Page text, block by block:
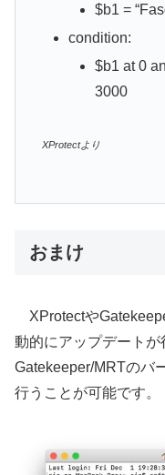
$b1 =
condition:
$b1 at 0
3000
XProtectより
おまけ
XProtectや
動的にアップデート
Gatekeeper/MRTのバ
行うことが可能です。